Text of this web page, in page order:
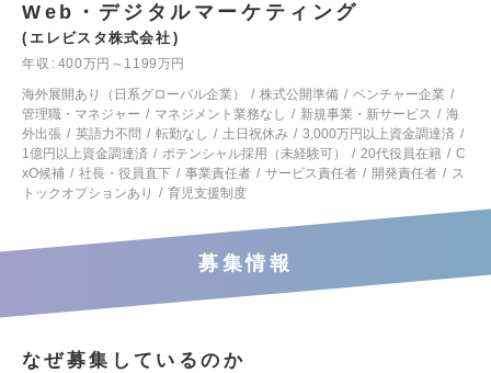
Web・デジタルマーケティング
エレビスタ株式会社
年収
400万円～1199万円
海外展開あり（日系グローバル企業）
株式公開準備
ベンチャー企業
管理職・マネジャー
マネジメント業務なし 新規事業・新サービス
海
外出張
英語力不問 転勤なし 土日祝休み
3,000万円以上資金調達済
1億円以上資金調達済
ポテンシャル採用（未経験可） 20代役員在籍
C
xO候補
社長・役員直下 事業責任者 サービス責任者 開発責任者
ス
トックオプションあり
育児支援制度
募集情報
なぜ募集しているのか